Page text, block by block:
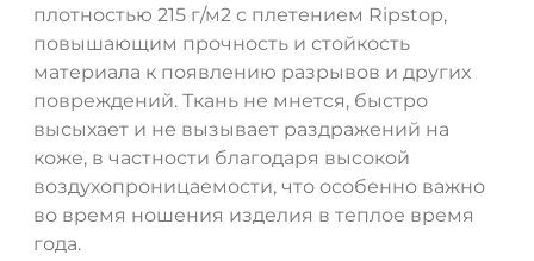
плотностью 215 г/м2 с плетением Ripstop,
повышающим прочность и стойкость
материала к появлению разрывов и других
повреждений. Ткань не мнется, быстро
высыхает и не вызывает раздражений на
коже, в частности благодаря высокой
воздухопроницаемости, что особенно важно
во время ношения изделия в теплое время
года.